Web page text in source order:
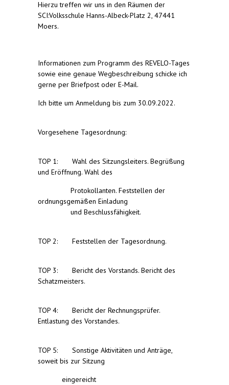
Hierzu treffen wir uns in den Räumen der
SCI:Volksschule Hanns-Albeck-Platz 2, 47441
Moers.
Informationen zum Programm des REVELO-Tages
sowie eine genaue Wegbeschreibung schicke ich
gerne per Briefpost oder E-Mail.
Ich bitte um Anmeldung bis zum 30.09.2022.
Vorgesehene Tagesordnung:
TOP 1: Wahl des Sitzungsleiters. Begrüßung
und Eröffnung. Wahl des
Protokollanten. Feststellen der
ordnungsgemäßen Einladung
und Beschlussfähigkeit.
TOP 2: Feststellen der Tagesordnung.
TOP 3: Bericht des Vorstands. Bericht des
Schatzmeisters.
TOP 4: Bericht der Rechnungsprüfer.
Entlastung des Vorstandes.
TOP 5: Sonstige Aktivitäten und Anträge,
soweit bis zur Sitzung
eingereicht